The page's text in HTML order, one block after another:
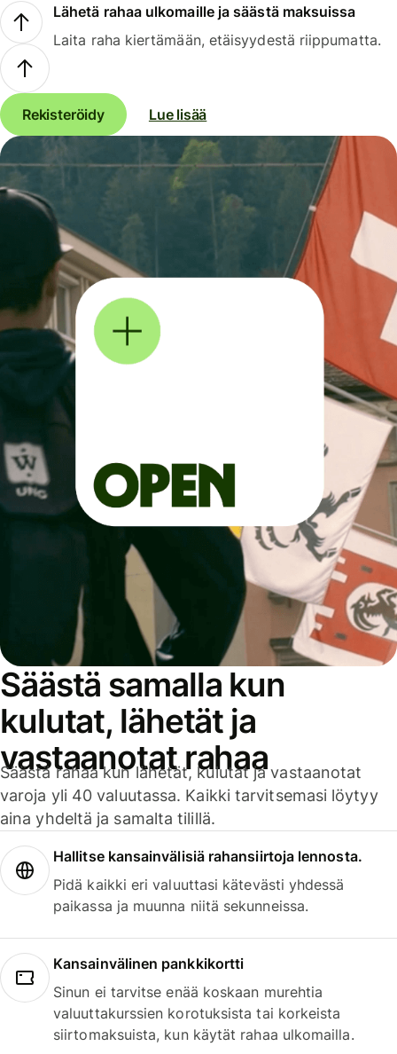
Lähetä rahaa ulkomaille ja säästä maksuissa
Laita raha kiertämään, etäisyydestä riippumatta.
Rekisteröidy Lue lisää
Säästä samalla kun
kulutat, lähetät ja
vastaanotat rahaa
Säästä rahaa kun lähetät, kulutat ja vastaanotat
varoja yli 40 valuutassa. Kaikki tarvitsemasi löytyy
aina yhdeltä ja samalta tilillä.
Hallitse kansainvälisiä rahansiirtoja lennosta.
Pidä kaikki eri valuuttasi kätevästi yhdessä
paikassa ja muunna niitä sekunneissa.
Kansainvälinen pankkikortti
Sinun ei tarvitse enää koskaan murehtia
valuuttakurssien korotuksista tai korkeista
siirtomaksuista, kun käytät rahaa ulkomailla.